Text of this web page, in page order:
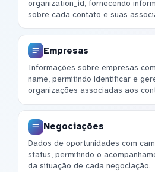
organization_id, fornecendo
sobre cada contato e suas
Empresas
Informações sobre empresas
name, permitindo identificar e
organizações associadas aos
Negociações
Dados de oportunidades com
status, permitindo o
da situação de cada negociação.